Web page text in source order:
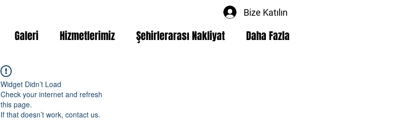
Galeri Hizmetlerimiz Şehirlerarası Nakliyat Daha Fazla
Bize Katılın
Widget Didn’t Load
Check your internet and refresh
this page.
If that doesn’t work, contact us.